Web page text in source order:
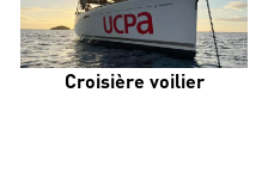
Croisière voilier